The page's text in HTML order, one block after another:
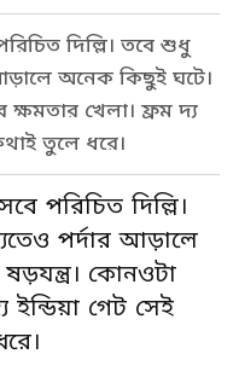
দিল্লি। তবে শুধু
অনেক কিছুই ঘটে।
খেলা। ফ্রম দ্য
তুলে ধরে।
পরিচিত দিল্লি।
পর্দার আড়ালে
কোনওটা
গেট সেই